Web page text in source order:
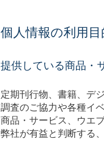
個人情報の利用目
提供している商品・
定期刊行物、書籍、デ
調査のご協力や各種イ
商品・サービス、ウエ
弊社が有益と判断する